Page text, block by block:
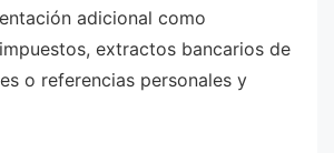
adicional como
extractos bancarios de
o referencias personales y